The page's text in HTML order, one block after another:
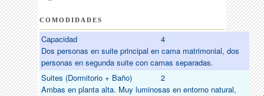
COMODIDADES
Capacidad
4
Dos personas en suite principal en cama matrimonial, dos
personas en segunda suite con camas separadas.
Suites (Dormitorio + Baño)
2
Ambas en planta alta. Muy luminosas en entorno natural,